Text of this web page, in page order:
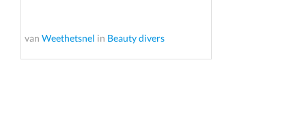
van Weethetsnel in Beauty divers